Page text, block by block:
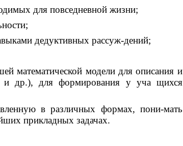
для повседневной жизни;
дедуктивных рассуж-дений;
математической модели для описания и
и др.), для формирования у уча щихся
в различных формах, пони-мать
прикладных задачах.